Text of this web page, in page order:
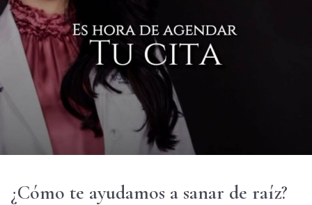
¿Cómo te ayudamos a sanar de raíz?